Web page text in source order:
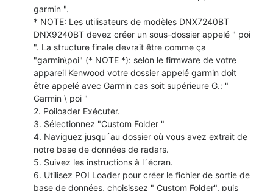
garmin ".
* NOTE: Les utilisateurs de modèles DNX7240BT
DNX9240BT devez créer un sous-dossier appelé " poi
". La structure finale devrait être comme ça
"garmin\poi" (* NOTE *): selon le firmware de votre
appareil Kenwood votre dossier appelé garmin doit
être appelé avec Garmin cas soit supérieure G.: "
Garmin \ poi "
2. Poiloader Exécuter.
3. Sélectionnez "Custom Folder "
4. Naviguez jusqu´au dossier où vous avez extrait de
notre base de données de radars.
5. Suivez les instructions à l´écran.
6. Utilisez POI Loader pour créer le fichier de sortie de
base de données, choisissez " Custom Folder", puis